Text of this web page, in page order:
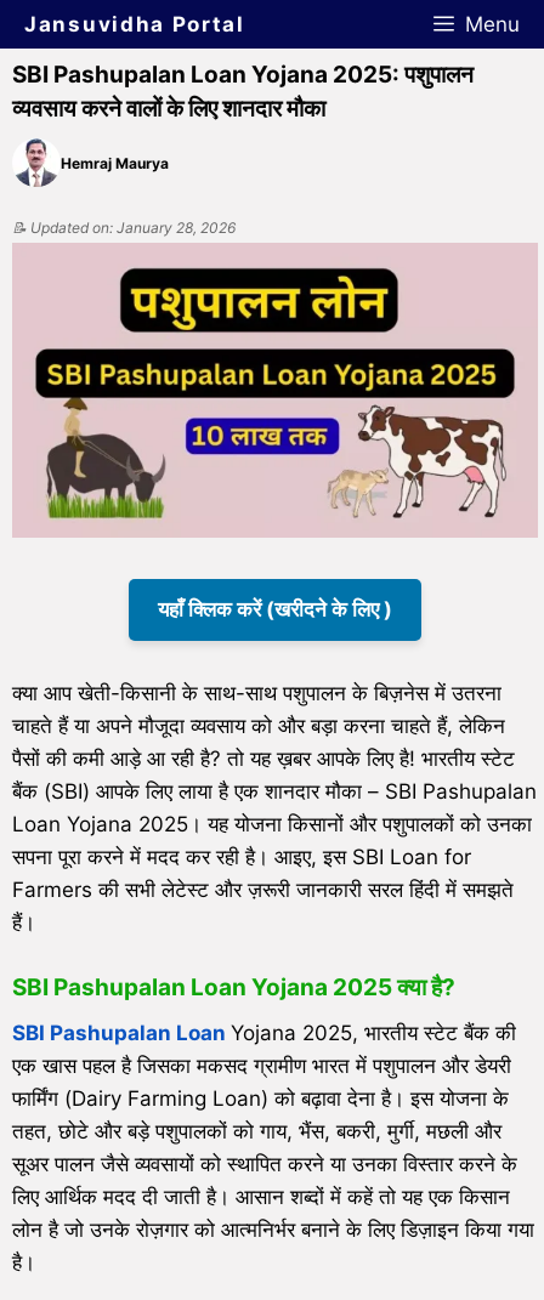
Jansuvidha Portal Menu
SBI Pashupalan Loan Yojana 2025: पशुपालन
व्यवसाय करने वालों के लिए शानदार मौका
Hemraj Maurya
📝 Updated on: January 28, 2026
यहाँ क्लिक करें (खरीदने के लिए )
क्या आप खेती-किसानी के साथ-साथ पशुपालन के बिज़नेस में उतरना
चाहते हैं या अपने मौजूदा व्यवसाय को और बड़ा करना चाहते हैं, लेकिन
पैसों की कमी आड़े आ रही है? तो यह ख़बर आपके लिए है! भारतीय स्टेट
बैंक (SBI) आपके लिए लाया है एक शानदार मौका – SBI Pashupalan
Loan Yojana 2025। यह योजना किसानों और पशुपालकों को उनका
सपना पूरा करने में मदद कर रही है। आइए, इस SBI Loan for
Farmers की सभी लेटेस्ट और ज़रूरी जानकारी सरल हिंदी में समझते
हैं।
SBI Pashupalan Loan Yojana 2025 क्या है?
SBI Pashupalan Loan Yojana 2025, भारतीय स्टेट बैंक की
एक खास पहल है जिसका मकसद ग्रामीण भारत में पशुपालन और डेयरी
फार्मिंग (Dairy Farming Loan) को बढ़ावा देना है। इस योजना के
तहत, छोटे और बड़े पशुपालकों को गाय, भैंस, बकरी, मुर्गी, मछली और
सूअर पालन जैसे व्यवसायों को स्थापित करने या उनका विस्तार करने के
लिए आर्थिक मदद दी जाती है। आसान शब्दों में कहें तो यह एक किसान
लोन है जो उनके रोज़गार को आत्मनिर्भर बनाने के लिए डिज़ाइन किया गया
है।